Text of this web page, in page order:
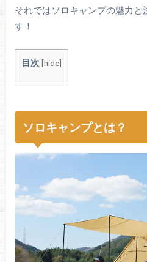
それではソロキャンプの魅力と
す！
目次 [hide]
ソロキャンプとは？